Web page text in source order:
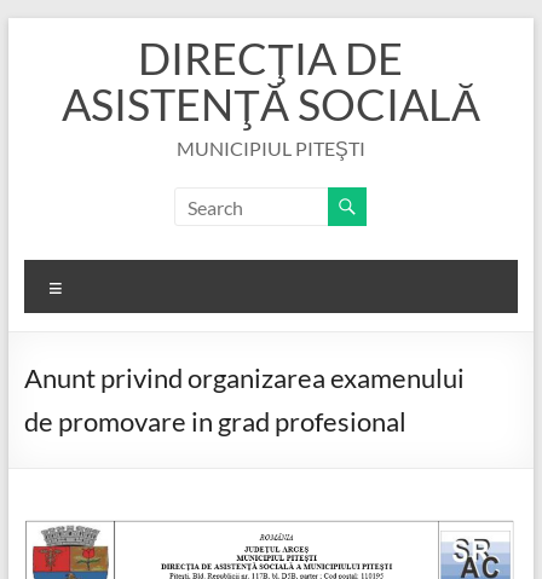
DIRECŢIA DE
ASISTENŢĂ SOCIALĂ
MUNICIPIUL PITEŞTI
Anunt privind organizarea examenului
de promovare in grad profesional